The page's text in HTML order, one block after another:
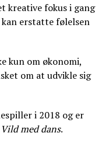
kreative fokus i gang
erstatte følelsen
kun om økonomi,
om at udvikle sig
i 2018 og er
Vild med dans.